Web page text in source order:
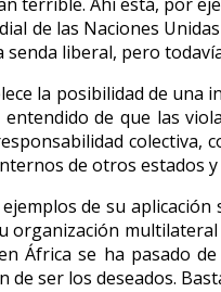
de las Naciones
senda liberal, pero
la posibilidad de
de que las
colectiva,
de otros estados
de su
organización
África se ha pasado
de ser los deseados.